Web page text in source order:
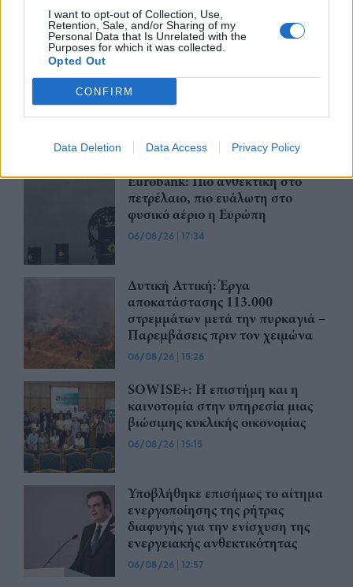
I want to opt-out of Collection, Use,
Retention, Sale, and/or Sharing of my
Personal Data that Is Unrelated with the
Purposes for which it was collected.
Opted Out
CONFIRM
Data Deletion Data Access Privacy Policy
Advertorial
Eurobank: Πιο ανθεκτική στο
πετρέλαιο, πιο ευάλωτη στο
φυσικό αέριο η Ευρώπη
06/08/26 | 17:34
Δυτική Αττική: Έργα
αποκατάστασης 113.000
στρεμμάτων μετά την πυρκαγιά –
Παρεμβάσεις πριν τον χειμώνα
06/08/26 | 15:26
SOWISE+: Η επιστήμη και η
καινοτομία στην υπηρεσία μιας
βιώσιμης κυκλικής οικονομίας
06/08/26 | 15:15
Υποβλήθηκε επισήμως το αίτημα
ενεργοποίησης της ρήτρας
διαφυγής για την ενίσχυση της
ενεργειακής ανθεκτικότητας
06/08/26 | 12:57